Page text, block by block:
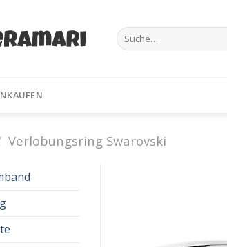
Suche
nach:
Verlobungsring Swarovski